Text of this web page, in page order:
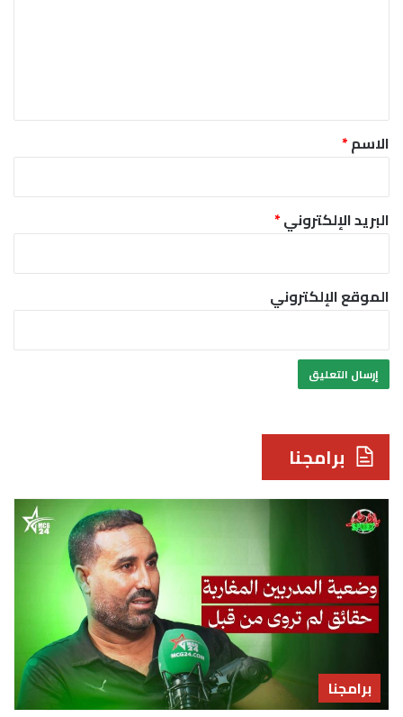
*
الاسم*
البريد الإلكتروني*
الموقع الإلكتروني
برامجنا
برامجنا